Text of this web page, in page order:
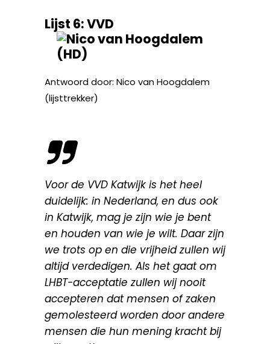
Lijst 6: VVD
Antwoord door: Nico van Hoogdalem
(lijsttrekker)
Voor de VVD Katwijk is het heel
duidelijk: in Nederland, en dus ook
in Katwijk, mag je zijn wie je bent
en houden van wie je wilt. Daar zijn
we trots op en die vrijheid zullen wij
altijd verdedigen. Als het gaat om
LHBT-acceptatie zullen wij nooit
accepteren dat mensen of zaken
gemolesteerd worden door andere
mensen die hun mening kracht bij